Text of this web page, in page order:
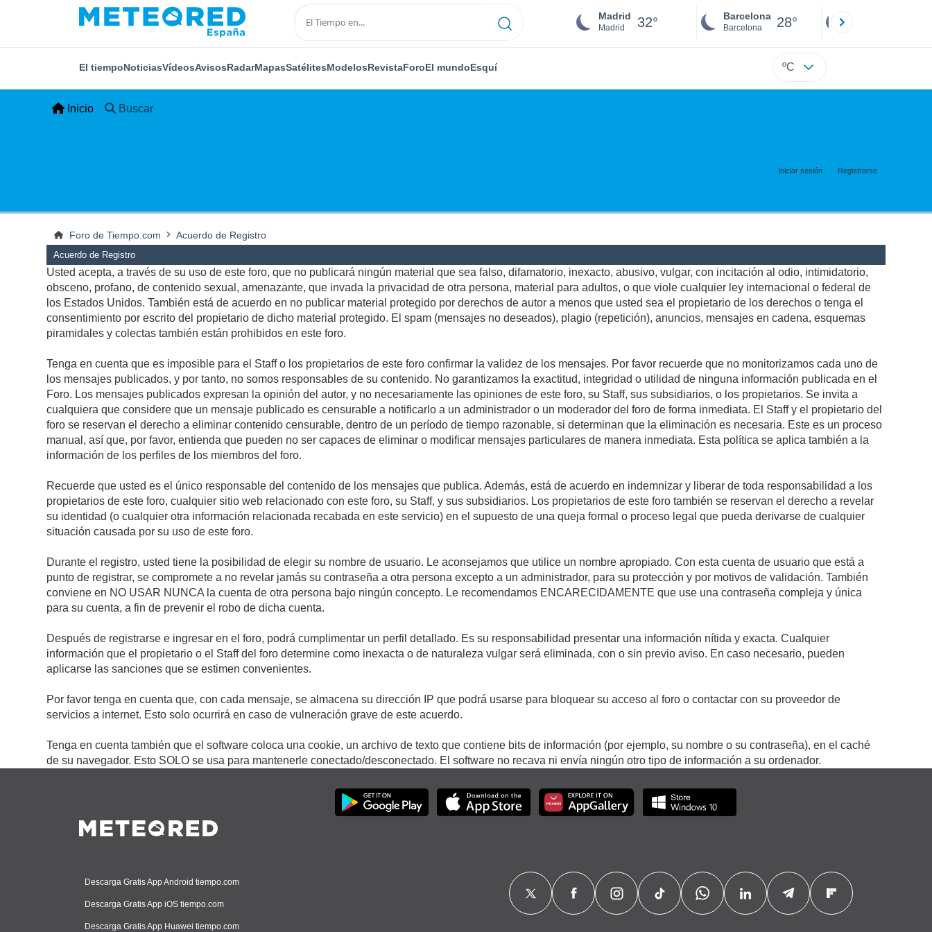
Madrid
Madrid 32° Barcelona
Barcelona 28°
El tiempoNoticiasVídeosAvisosRadarMapasSatélitesModelosRevistaForoEl mundoEsquí ºC
Inicio Buscar
Iniciar sesión Registrarse
Foro de Tiempo.com Acuerdo de Registro
Acuerdo de Registro
Usted acepta, a través de su uso de este foro, que no publicará ningún material que sea falso, difamatorio, inexacto, abusivo, vulgar, con incitación al odio, intimidatorio,
obsceno, profano, de contenido sexual, amenazante, que invada la privacidad de otra persona, material para adultos, o que viole cualquier ley internacional o federal de
los Estados Unidos. También está de acuerdo en no publicar material protegido por derechos de autor a menos que usted sea el propietario de los derechos o tenga el
consentimiento por escrito del propietario de dicho material protegido. El spam (mensajes no deseados), plagio (repetición), anuncios, mensajes en cadena, esquemas
piramidales y colectas también están prohibidos en este foro.
Tenga en cuenta que es imposible para el Staff o los propietarios de este foro confirmar la validez de los mensajes. Por favor recuerde que no monitorizamos cada uno de
los mensajes publicados, y por tanto, no somos responsables de su contenido. No garantizamos la exactitud, integridad o utilidad de ninguna información publicada en el
Foro. Los mensajes publicados expresan la opinión del autor, y no necesariamente las opiniones de este foro, su Staff, sus subsidiarios, o los propietarios. Se invita a
cualquiera que considere que un mensaje publicado es censurable a notificarlo a un administrador o un moderador del foro de forma inmediata. El Staff y el propietario del
foro se reservan el derecho a eliminar contenido censurable, dentro de un período de tiempo razonable, si determinan que la eliminación es necesaria. Este es un proceso
manual, así que, por favor, entienda que pueden no ser capaces de eliminar o modificar mensajes particulares de manera inmediata. Esta política se aplica también a la
información de los perfiles de los miembros del foro.
Recuerde que usted es el único responsable del contenido de los mensajes que publica. Además, está de acuerdo en indemnizar y liberar de toda responsabilidad a los
propietarios de este foro, cualquier sitio web relacionado con este foro, su Staff, y sus subsidiarios. Los propietarios de este foro también se reservan el derecho a revelar
su identidad (o cualquier otra información relacionada recabada en este servicio) en el supuesto de una queja formal o proceso legal que pueda derivarse de cualquier
situación causada por su uso de este foro.
Durante el registro, usted tiene la posibilidad de elegir su nombre de usuario. Le aconsejamos que utilice un nombre apropiado. Con esta cuenta de usuario que está a
punto de registrar, se compromete a no revelar jamás su contraseña a otra persona excepto a un administrador, para su protección y por motivos de validación. También
conviene en NO USAR NUNCA la cuenta de otra persona bajo ningún concepto. Le recomendamos ENCARECIDAMENTE que use una contraseña compleja y única
para su cuenta, a fin de prevenir el robo de dicha cuenta.
Después de registrarse e ingresar en el foro, podrá cumplimentar un perfil detallado. Es su responsabilidad presentar una información nítida y exacta. Cualquier
información que el propietario o el Staff del foro determine como inexacta o de naturaleza vulgar será eliminada, con o sin previo aviso. En caso necesario, pueden
aplicarse las sanciones que se estimen convenientes.
Por favor tenga en cuenta que, con cada mensaje, se almacena su dirección IP que podrá usarse para bloquear su acceso al foro o contactar con su proveedor de
servicios a internet. Esto solo ocurrirá en caso de vulneración grave de este acuerdo.
Tenga en cuenta también que el software coloca una cookie, un archivo de texto que contiene bits de información (por ejemplo, su nombre o su contraseña), en el caché
de su navegador. Esto SOLO se usa para mantenerle conectado/desconectado. El software no recava ni envía ningún otro tipo de información a su ordenador.
Descarga Gratis App Android tiempo.com
Descarga Gratis App iOS tiempo.com
Descarga Gratis App Huawei tiempo.com